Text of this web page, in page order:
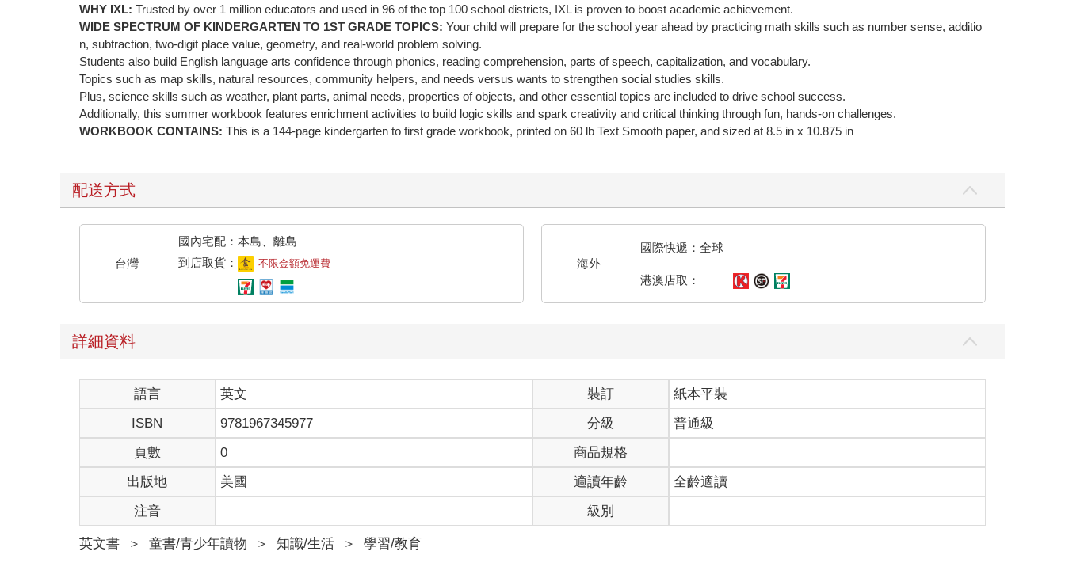
WHY IXL:Trusted by over 1 million educators and used in 96 of the top 100 school districts, IXL is proven to boost academic achievement.
WIDE SPECTRUM OF KINDERGARTEN TO 1ST GRADE TOPICS:Your child will prepare for the school year ahead by practicing math skills such as number sense, additio
n, subtraction, two-digit place value, geometry, and real-world problem solving.
Students also build English language arts confidence through phonics, reading comprehension, parts of speech, capitalization, and vocabulary.
Topics such as map skills, natural resources, community helpers, and needs versus wants to strengthen social studies skills.
Plus, science skills such as weather, plant parts, animal needs, properties of objects, and other essential topics are included to drive school success.
Additionally, this summer workbook features enrichment activities to build logic skills and spark creativity and critical thinking through fun, hands-on challenges.
WORKBOOK CONTAINS:This is a 144-page kindergarten to first grade workbook, printed on 60 lb Text Smooth paper, and sized at 8.5 in x 10.875 in
配送方式
台灣
國內宅配：本島、離島
到店取貨：
不限金額免運費 海外
國際快遞：全球
港澳店取：
詳細資料
語言 英文 裝訂
紙本平裝
ISBN
9781967345977 分級
普通級
頁數
0
商品規格
出版地
美國 適讀年齡
全齡適讀
注音
級別
英文書 ＞ 童書/青少年讀物 ＞ 知識/生活 ＞ 學習/教育